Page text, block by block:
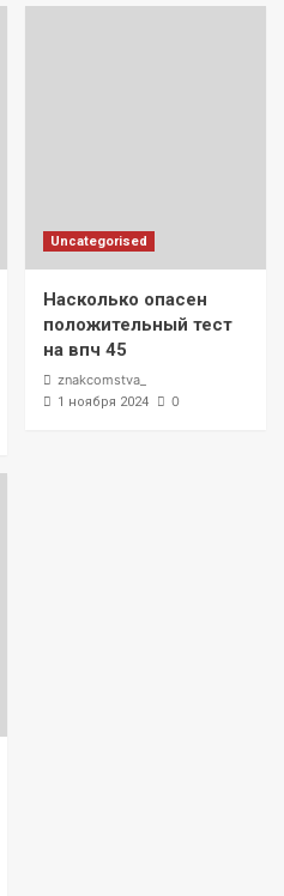
Uncategorised
Насколько опасен
положительный тест
на впч 45
znakcomstva_
1 ноября 2024 0